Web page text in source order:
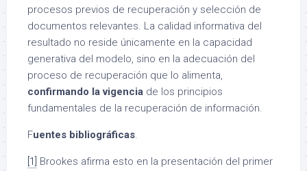
procesos previos de recuperación y selección de
documentos relevantes. La calidad informativa del
resultado no reside únicamente en la capacidad
generativa del modelo, sino en la adecuación del
proceso de recuperación que lo alimenta,
confirmando la vigencia de los principios
fundamentales de la recuperación de información.
Fuentes bibliográficas.
[1]
Brookes afirma esto en la presentación del primer